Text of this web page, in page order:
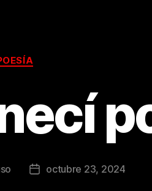
Categorías
Fechaoctubre 23, 2024